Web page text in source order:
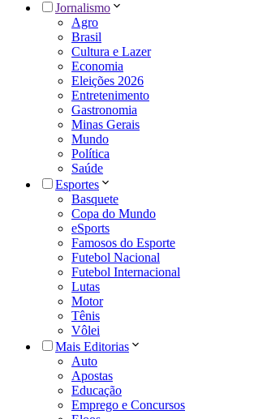
Jornalismo
Agro
Brasil
Cultura e Lazer
Economia
Eleições 2026
Entretenimento
Gastronomia
Minas Gerais
Mundo
Política
Saúde
Esportes
Basquete
Copa do Mundo
eSports
Famosos do Esporte
Futebol Nacional
Futebol Internacional
Lutas
Motor
Tênis
Vôlei
Mais Editorias
Auto
Apostas
Educação
Emprego e Concursos